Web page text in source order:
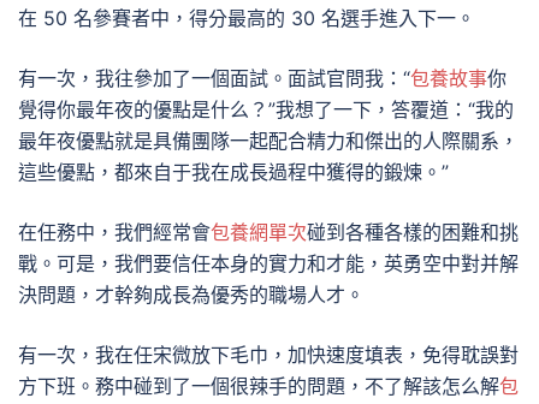
在 50 名參賽者中，得分最高的 30 名選手進入下一。
有一次，我往參加了一個面試。面試官問我：“包養故事你
覺得你最年夜的優點是什么？”我想了一下，答覆道：“我的
最年夜優點就是具備團隊一起配合精力和傑出的人際關系，
這些優點，都來自于我在成長過程中獲得的鍛煉。”
在任務中，我們經常會包養網單次碰到各種各樣的困難和挑
戰。可是，我們要信任本身的實力和才能，英勇空中對并解
決問題，才幹夠成長為優秀的職場人才。
有一次，我在任宋微放下毛巾，加快速度填表，免得耽誤對
方下班。務中碰到了一個很辣手的問題，不了解該怎么解包